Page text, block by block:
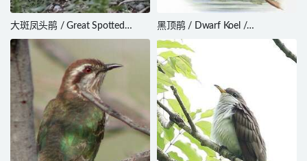
大斑凤头鹃 / Great Spotted
Cuckoo / Clamator glandarius
黑顶鹃 / Dwarf Koel /
Microdynamis parva